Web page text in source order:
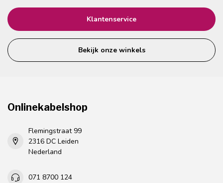
Klantenservice
Bekijk onze winkels
Onlinekabelshop
Flemingstraat 99
2316 DC Leiden
Nederland
071 8700 124